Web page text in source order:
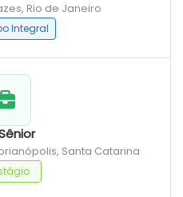
Rio de Janeiro
Integral
Santa Catarina